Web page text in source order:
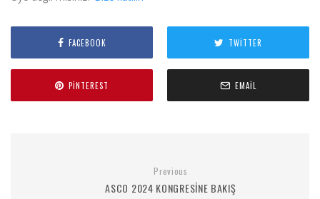
FACEBOOK TWITTER
PINTEREST EMAIL
Previous
ASCO 2024 KONGRESİNE BAKIŞ